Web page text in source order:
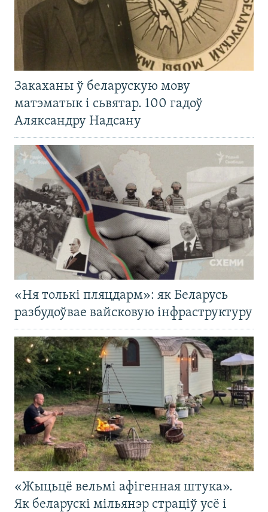
Закаханы ў беларускую мову
матэматык і сьвятар. 100 гадоў
Аляксандру Надсану
«Ня толькі пляцдарм»: як Беларусь
разбудоўвае вайсковую інфраструктуру
«Жыцьцё вельмі афігенная штука».
Як беларускі мільянэр страціў усё і